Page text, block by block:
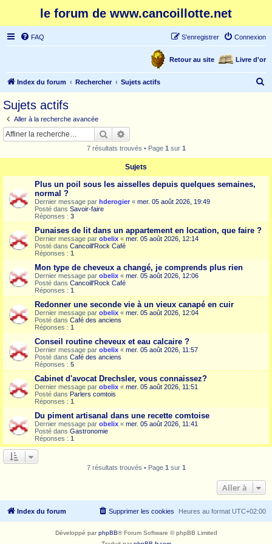
le forum de www.cancoillotte.net
FAQ Connexion
S’enregistrer
Livre d'or
Retour au site
Index du forum Rechercher Sujets actifs
Sujets actifs
Aller à la recherche avancée
Rechercher
7 résultats trouvés • Page 1 sur 1
Sujets
Plus un poil sous les aisselles depuis quelques semaines,
normal ?
Dernier message par hderogier « mer. 05 août 2026, 19:49
Posté dans Savoir-faire
Réponses : 3
Punaises de lit dans un appartement en location, que faire ?
Dernier message par obelix « mer. 05 août 2026, 12:14
Posté dans Cancoill'Rock Café
Réponses : 1
Mon type de cheveux a changé, je comprends plus rien
Dernier message par obelix « mer. 05 août 2026, 12:06
Posté dans Cancoill'Rock Café
Réponses : 1
Redonner une seconde vie à un vieux canapé en cuir
Dernier message par obelix « mer. 05 août 2026, 12:04
Posté dans Café des anciens
Réponses : 1
Conseil routine cheveux et eau calcaire ?
Dernier message par obelix « mer. 05 août 2026, 11:57
Posté dans Café des anciens
Réponses : 5
Cabinet d'avocat Drechsler, vous connaissez?
Dernier message par obelix « mer. 05 août 2026, 11:51
Posté dans Parlers comtois
Réponses : 1
Du piment artisanal dans une recette comtoise
Dernier message par obelix « mer. 05 août 2026, 11:41
Posté dans Gastronomie
Réponses : 1
7 résultats trouvés • Page 1 sur 1
Aller à
Index du forum Heures au format UTC+02:00
Supprimer les cookies
Développé parphpBB® Forum Software © phpBB Limited